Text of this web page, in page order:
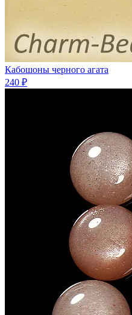
Кабошоны черного агата
240 ₽